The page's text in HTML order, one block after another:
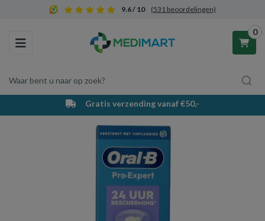
9.6 / 10 (531 beoordelingen)
Toggle navigation
Waar bent u naar op zoek?
0
Winkelwagen
Uw winkelwagen is leeg.
Vul hem met producten.
Gratis verzending vanaf €50,-